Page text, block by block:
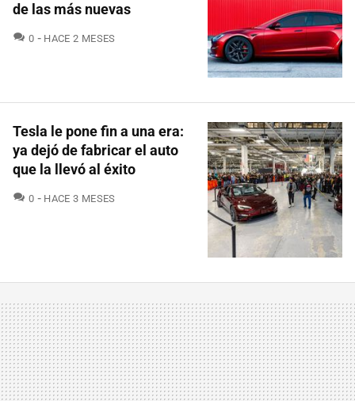
de las más nuevas
0 COMENTARIOS
HACE 2 MESES
Tesla le pone fin a una era:
ya dejó de fabricar el auto
que la llevó al éxito
0 COMENTARIOS
HACE 3 MESES